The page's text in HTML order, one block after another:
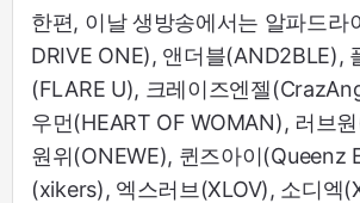
한편, 이날 생방송에서는 알파드라
DRIVE ONE), 앤더블(AND2BLE),
(FLARE U), 크레이즈엔젤
우먼(HEART OF WOMAN), 러브
원위(ONEWE), 퀸즈아이(Queenz
(xikers), 엑스러브(XLOV), 소디엑